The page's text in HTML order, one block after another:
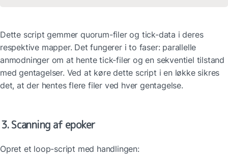
Dette script gemmer quorum-filer og tick-data i deres
respektive mapper. Det fungerer i to faser: parallelle
anmodninger om at hente tick-filer og en sekventiel tilstand
med gentagelser. Ved at køre dette script i en løkke sikres
det, at der hentes flere filer ved hver gentagelse.
3. Scanning af epoker
Opret et loop-script med handlingen: